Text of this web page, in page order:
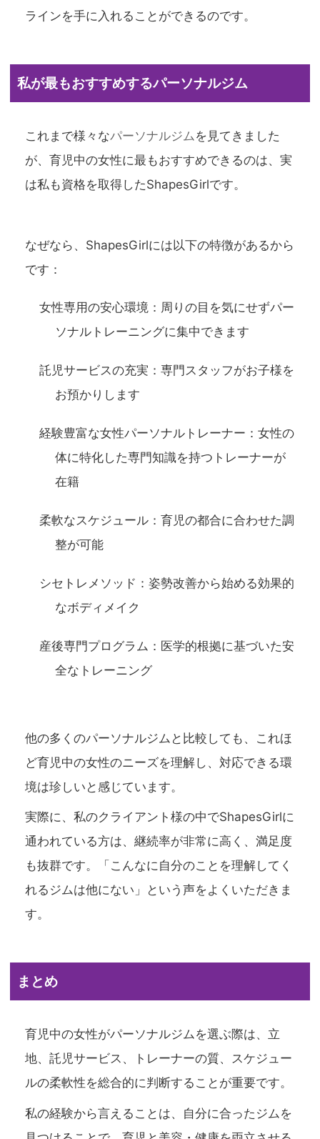
ラインを手に入れることができるのです。
私が最もおすすめするパーソナルジム
これまで様々なパーソナルジムを見てきました
が、育児中の女性に最もおすすめできるのは、実
は私も資格を取得したShapesGirlです。
なぜなら、ShapesGirlには以下の特徴があるから
です：
女性専用の安心環境 ：周りの目を気にせずパー
ソナルトレーニングに集中できます
託児サービスの充実 ：専門スタッフがお子様を
お預かりします
経験豊富な女性パーソナルトレーナー ：女性の
体に特化した専門知識を持つトレーナーが
在籍
柔軟なスケジュール ：育児の都合に合わせた調
整が可能
シセトレメソッド ：姿勢改善から始める効果的
なボディメイク
産後専門プログラム ：医学的根拠に基づいた安
全なトレーニング
他の多くのパーソナルジムと比較しても、これほ
ど育児中の女性のニーズを理解し、対応できる環
境は珍しいと感じています。
実際に、私のクライアント様の中でShapesGirlに
通われている方は、継続率が非常に高く、満足度
も抜群です。「こんなに自分のことを理解してく
れるジムは他にない」という声をよくいただきま
す。
まとめ
育児中の女性がパーソナルジムを選ぶ際は、立
地、託児サービス、トレーナーの質、スケジュー
ルの柔軟性を総合的に判断することが重要です。
私の経験から言えることは、自分に合ったジムを